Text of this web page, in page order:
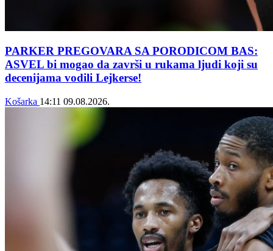
PARKER PREGOVARA SA PORODICOM BAS:
ASVEL bi mogao da završi u rukama ljudi koji su
decenijama vodili Lejkerse!
Košarka 14:11 09.08.2026.